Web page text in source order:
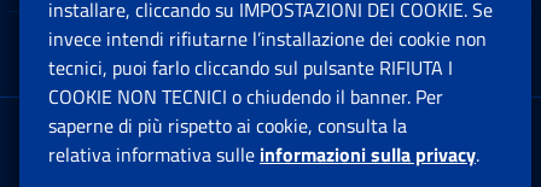
App mobile
Sede Legale : Via Ciro il Grande, 21
00144 Roma
installare, cliccando su IMPOSTAZIONI DEI COOKIE. Se
invece intendi rifiutarne l’installazione dei cookie non
tecnici, puoi farlo cliccando sul pulsante RIFIUTA I
COOKIE NON TECNICI o chiudendo il banner. Per
saperne di più rispetto ai cookie, consulta la
relativa informativa sulle informazioni sulla privacy.